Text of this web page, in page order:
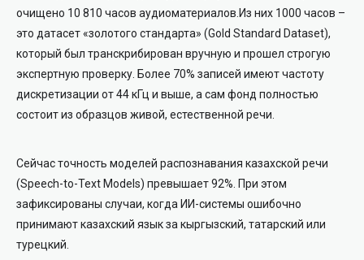
очищено 10 810 часов аудиоматериалов. Из них 1000 часов –
это датасет «золотого стандарта» (Gold Standard Dataset),
который был транскрибирован вручную и прошел строгую
экспертную проверку. Более 70% записей имеют частоту
дискретизации от 44 кГц и выше, а сам фонд полностью
состоит из образцов живой, естественной речи.
Сейчас точность моделей распознавания казахской речи
(Speech-to-Text Models) превышает 92%. При этом
зафиксированы случаи, когда ИИ-системы ошибочно
принимают казахский язык за кыргызский, татарский или
турецкий.